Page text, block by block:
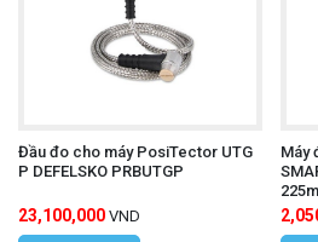
Đầu đo cho máy PosiTector UTG
P DEFELSKO PRBUTGP
23,100,000 VND
Máy